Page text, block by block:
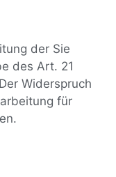
der Sie
des Art. 21
Widerspruch
für